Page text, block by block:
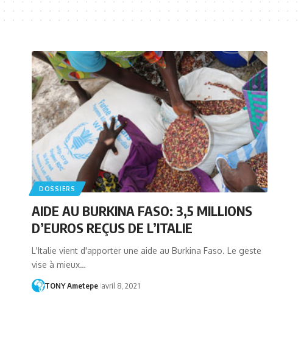
DOSSIERS
AIDE AU BURKINA FASO: 3,5 MILLIONS
D’EUROS REÇUS DE L’ITALIE
L'Italie vient d'apporter une aide au Burkina Faso. Le geste
vise à mieux…
TONY Ametepe avril 8, 2021